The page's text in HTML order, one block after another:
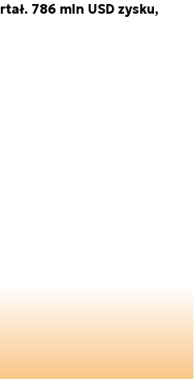
786 mln USD zysku,